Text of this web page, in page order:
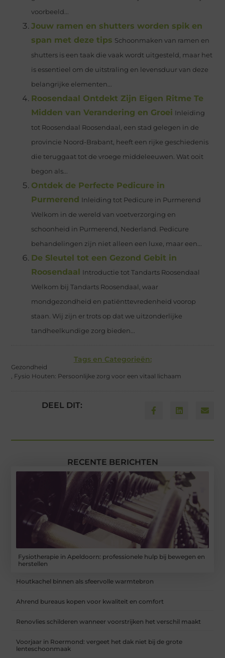
voorbeeld...
Jouw ramen en shutters worden spik en
span met deze tips Schoonmaken van ramen en
shutters is een taak die vaak wordt uitgesteld, maar het
is essentieel om de uitstraling en levensduur van deze
belangrijke elementen...
Roosendaal Ontdekt Zijn Eigen Ritme Te
Midden van Verandering en Groei Inleiding
tot Roosendaal Roosendaal, een stad gelegen in de
provincie Noord-Brabant, heeft een rijke geschiedenis
die teruggaat tot de vroege middeleeuwen. Wat ooit
begon als...
Ontdek de Perfecte Pedicure in
Purmerend Inleiding tot Pedicure in Purmerend
Welkom in de wereld van voetverzorging en
schoonheid in Purmerend, Nederland. Pedicure
behandelingen zijn niet alleen een luxe, maar een...
De Sleutel tot een Gezond Gebit in
Roosendaal
Introductie tot Tandarts Roosendaal
Welkom bij Tandarts Roosendaal, waar
mondgezondheid en patiënttevredenheid voorop
staan. Wij zijn er trots op dat we uitzonderlijke
tandheelkundige zorg bieden...
Tags en Categorieën:
Gezondheid
, Fysio Houten: Persoonlijke zorg voor een vitaal lichaam
DEEL DIT:
RECENTE BERICHTEN
Fysiotherapie in Apeldoorn: professionele hulp bij bewegen en
herstellen
Houtkachel binnen als sfeervolle warmtebron
Ahrend bureaus kopen voor kwaliteit en comfort
Renovlies schilderen wanneer voorstrijken het verschil maakt
Voorjaar in Roermond: vergeet het dak niet bij de grote
lenteschoonmaak